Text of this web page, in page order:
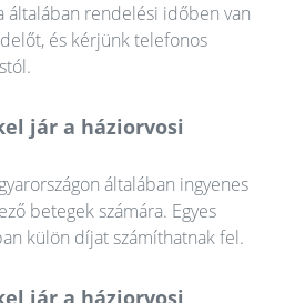
általában rendelési időben van
és kérjünk telefonos
jár a háziorvosi
általában ingyenes
betegek számára. Egyes
külön díjat számíthatnak fel.